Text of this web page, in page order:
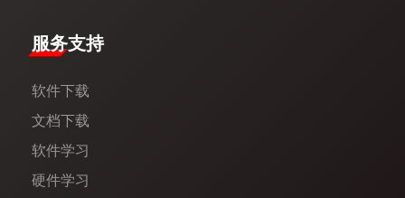
服务支持
软件下载
文档下载
软件学习
硬件学习